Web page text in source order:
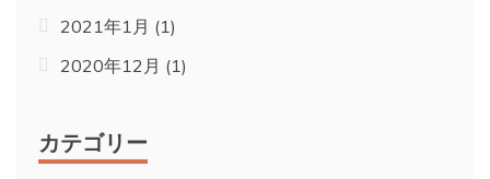
2021年1月 (1)
2020年12月 (1)
カテゴリー